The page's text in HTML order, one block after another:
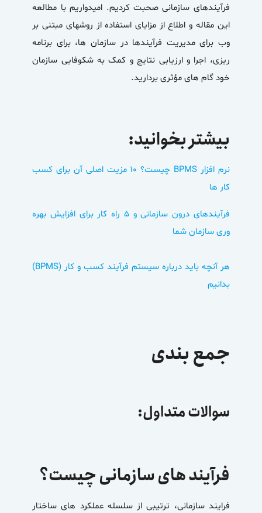
فرآیندهای سازمانی صحبت کردیم. امیدواریم با مطالعه
این مقاله و اطلاع از مزایای استفاده از روشهای مبتنی بر
وب برای مدیریت فرآیندها در سازمان ها، برای برنامه
ریزی، اجرا و ارزیابی نتایج و کمک به شکوفایی سازمان
خود گام های مؤثری بردارید.
بیشتر بخوانید:
نرم افزار BPMS چیست؟ 10 مزیت اصلی آن برای کسب
کار ها
فرآیندهای درون سازمانی و ۵ راه کار برای افزایش بهره
وری سازمان شما
هر آنچه باید درباره سیستم فرآیند کسب و کار (BPMS)
بدانیم
جمع بندی
سوالات متداول:
فرآیند های سازمانی چیست؟
فرایند سازمانی، ترتیبی از سلسله عملکرد های ساختار